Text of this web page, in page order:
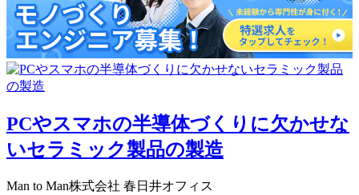
PCやスマホの半導体づくりに欠かせな
いセラミック製品の製造
Man to Man株式会社 春日井オフィス